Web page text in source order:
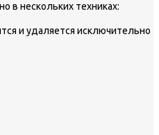
в нескольких техниках:
и удаляется исключительно